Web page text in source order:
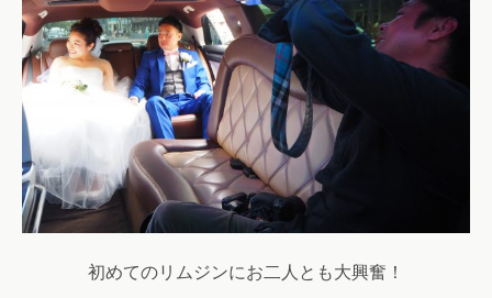
初めてのリムジンにお二人とも大興奮！